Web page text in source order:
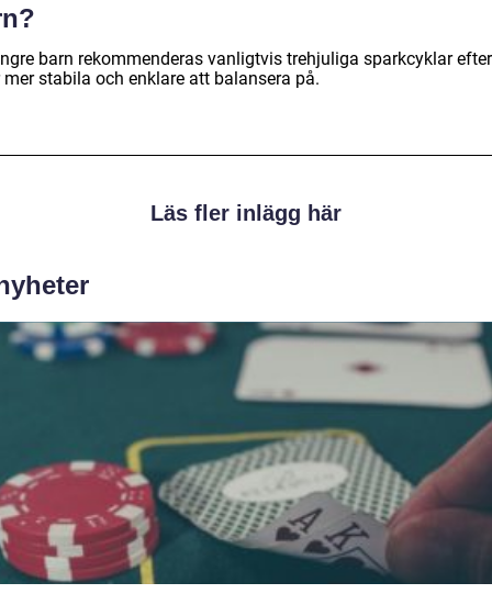
barn rekommenderas vanligtvis trehjuliga sparkcyklar
mer stabila och enklare att balansera på.
Läs fler inlägg här